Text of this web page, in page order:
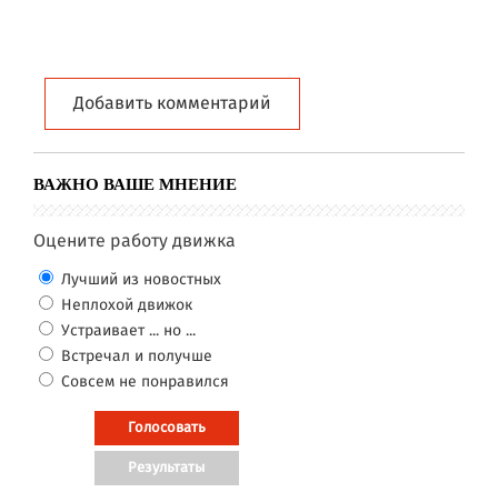
Добавить комментарий
ВАЖНО ВАШЕ МНЕНИЕ
Оцените работу движка
Лучший из новостных
Неплохой движок
Устраивает ... но ...
Встречал и получше
Совсем не понравился